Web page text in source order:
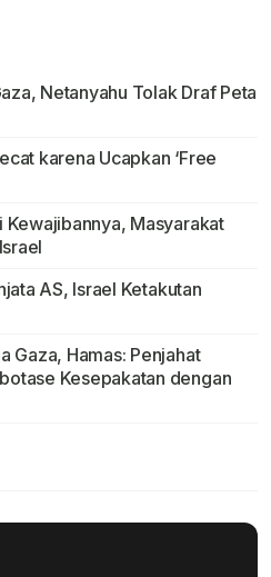
Netanyahu Tolak Draf Peta
karena Ucapkan ‘Free
Kewajibannya, Masyarakat
AS, Israel Ketakutan
Gaza, Hamas: Penjahat
Kesepakatan dengan